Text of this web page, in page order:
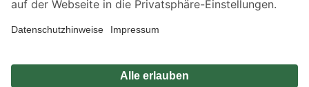
Umständen nicht in allen Märkten verfügbar. Die angegebenen Verfügbarkeiten beziehen
Produkte nur solange der Vorrat reicht.
*Paketversand ab 59 € versandkostenfrei, gilt nicht für Artikel mit Speditionsversand, hier
Privatsphäre Impressum